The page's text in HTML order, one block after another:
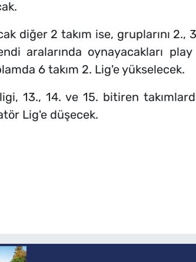
diğer 2 takım ise, gruplarını 2.,
aralarında oynayacakları
6 takım 2. Lig'e yükselecek.
13., 14. ve 15. bitiren
Lig'e düşecek.